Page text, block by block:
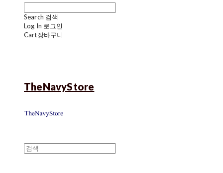
Search 검색
Log In 로그인
Cart장바구니
TheNavyStore